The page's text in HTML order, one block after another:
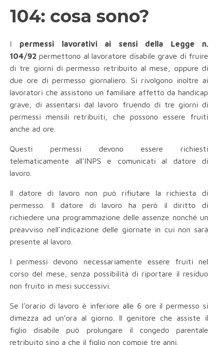
104: cosa sono?
I permessi lavorativi ai sensi della Legge n.
104/92 permettono al lavoratore disabile grave di fruire
di tre giorni di permesso retribuito al mese, oppure di
due ore di permesso giornaliero. Si rivolgono inoltre ai
lavoratori che assistono un familiare affetto da handicap
grave, di assentarsi dal lavoro fruendo di tre giorni di
permessi mensili retribuiti, che possono essere fruiti
anche ad ore.
Questi permessi devono essere richiesti
telematicamente all’INPS e comunicati al datore di
lavoro.
Il datore di lavoro non può rifiutare la richiesta di
permesso. Il datore di lavoro ha però il diritto di
richiedere una programmazione delle assenze nonché un
preavviso nell’indicazione delle giornate in cui non sarà
presente al lavoro.
I
permessi devono necessariamente essere fruiti nel
corso del mese, senza possibilità di riportare il residuo
non fruito in mesi successivi.
Se l’orario di lavoro è inferiore alle 6 ore il permesso si
dimezza ad un’ora al giorno. Il genitore che assiste il
figlio disabile può prolungare il congedo parentale
retribuito sino a che il figlio non compie tre anni.